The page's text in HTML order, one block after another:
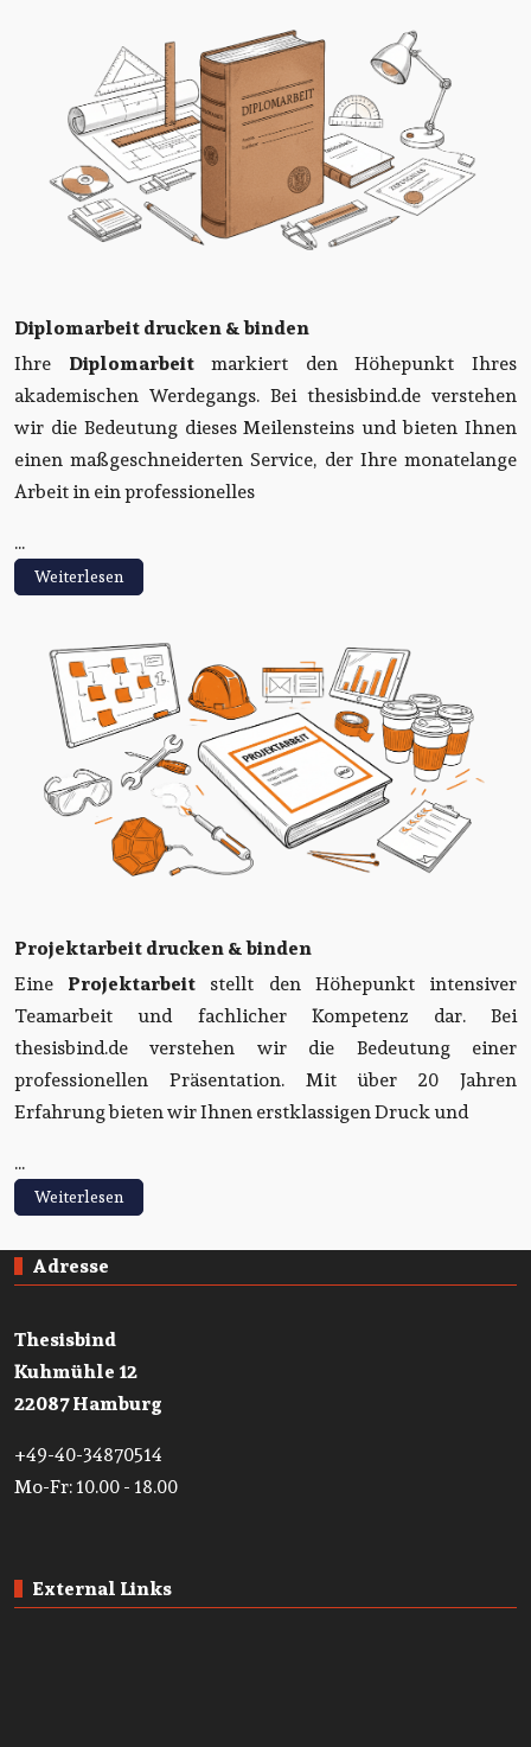
Diplomarbeit drucken & binden
Ihre Diplomarbeitmarkiert den Höhepunkt Ihres
akademischen Werdegangs. Bei thesisbind.de verstehen
wir die Bedeutung dieses Meilensteins und bieten Ihnen
einen maßgeschneiderten Service, der Ihre monatelange
Arbeit in ein professionelles
...
Weiterlesen
Projektarbeit drucken & binden
Eine Projektarbeit stellt den Höhepunkt intensiver
Teamarbeit und fachlicher Kompetenz dar. Bei
thesisbind.de verstehen wir die Bedeutung einer
professionellen Präsentation. Mit über 20 Jahren
Erfahrung bieten wir Ihnen erstklassigen Druck und
...
Weiterlesen
Adresse
Thesisbind
Kuhmühle 12
22087 Hamburg
+49-40-34870514
Mo-Fr: 10.00 - 18.00
External Links